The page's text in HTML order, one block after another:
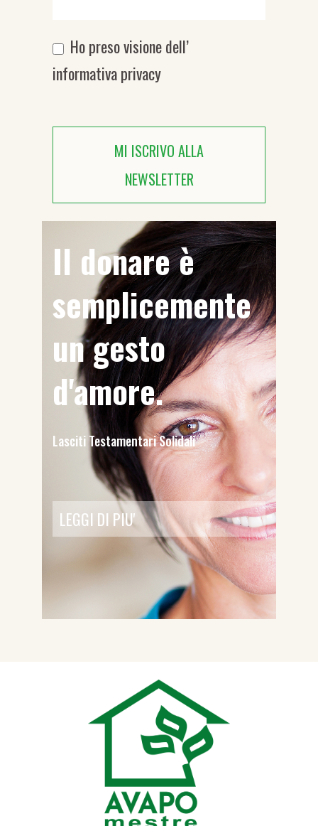
Ho preso visione dell’
informativa privacy
MI ISCRIVO ALLA
NEWSLETTER
Il donare è
semplicemente
un gesto
d'amore.
Lasciti Testamentari Solidali
LEGGI DI PIU'